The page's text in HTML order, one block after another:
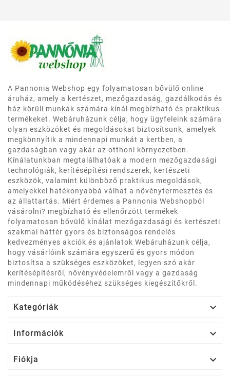
A Pannonia Webshop egy folyamatosan bővülő online
áruház, amely a kertészet, mezőgazdaság, gazdálkodás és
ház körüli munkák számára kínál megbízható és praktikus
termékeket. Webáruházunk célja, hogy ügyfeleink számára
olyan eszközöket és megoldásokat biztosítsunk, amelyek
megkönnyítik a mindennapi munkát a kertben, a
gazdaságban vagy akár az otthoni környezetben.
Kínálatunkban megtalálhatóak a modern mezőgazdasági
technológiák, kerítésépítési rendszerek, kertészeti
eszközök, valamint különböző praktikus megoldások,
amelyekkel hatékonyabbá válhat a növénytermesztés és
az állattartás. Miért érdemes a Pannonia Webshopból
vásárolni? megbízható és ellenőrzött termékek
folyamatosan bővülő kínálat mezőgazdasági és kertészeti
szakmai háttér gyors és biztonságos rendelés
kedvezményes akciók és ajánlatok Webáruházunk célja,
hogy vásárlóink számára egyszerű és gyors módon
biztosítsa a szükséges eszközöket, legyen szó akár
kerítésépítésről, növényvédelemről vagy a gazdaság
mindennapi működéséhez szükséges kiegészítőkről.
Kategóriák 
Információk 
Fiókja 